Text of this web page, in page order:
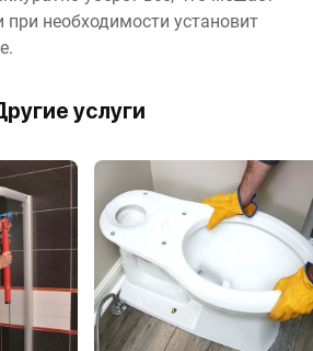
необходимости установит
услуги